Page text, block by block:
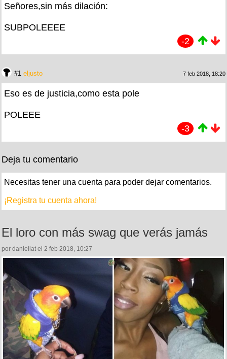
Señores,sin más dilación:
SUBPOLEEEE
-2
#1 eljusto 7 feb 2018, 18:20
Eso es de justicia,como esta pole
POLEEE
-3
Deja tu comentario
Necesitas tener una cuenta para poder dejar comentarios.
¡Registra tu cuenta ahora!
El loro con más swag que verás jamás
por daniellat el 2 feb 2018, 10:27